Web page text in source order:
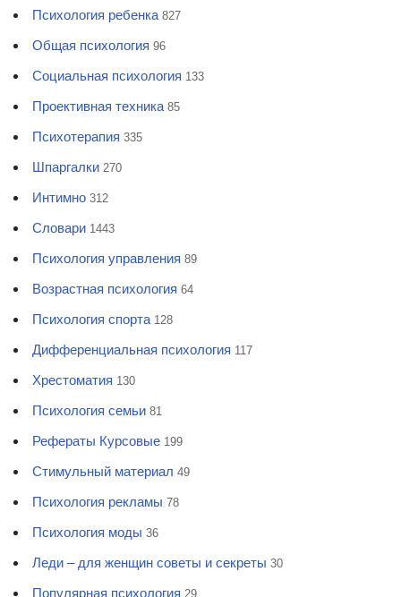
Психология ребенка 827
Общая психология 96
Социальная психология 133
Проективная техника 85
Психотерапия 335
Шпаргалки 270
Интимно 312
Словари 1443
Психология управления 89
Возрастная психология 64
Психология спорта 128
Дифференциальная психология 117
Хрестоматия 130
Психология семьи 81
Рефераты Курсовые 199
Стимульный материал 49
Психология рекламы 78
Психология моды 36
Леди – для женщин советы и секреты 30
Популярная психология 29